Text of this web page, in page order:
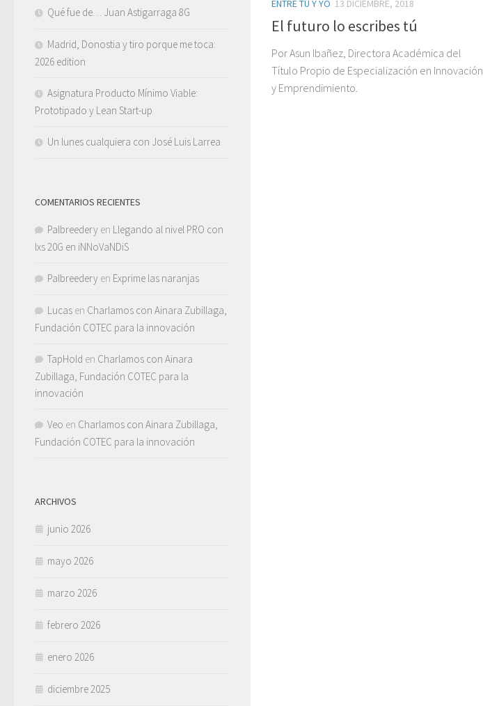
ENTRE TÚ Y YO 13 DICIEMBRE, 2018
El futuro lo escribes tú
Por Asun Ibañez, Directora Académica del
Título Propio de Especialización en Innovación
y Emprendimiento.
Qué fue de… Juan Astigarraga 8G
Madrid, Donostia y tiro porque me toca:
2026 edition
Asignatura Producto Mínimo Viable:
Prototipado y Lean Start-up
Un lunes cualquiera con José Luis Larrea
COMENTARIOS RECIENTES
Palbreedery en Llegando al nivel PRO con
lxs 20G en iNNoVaNDiS
Palbreedery en Exprime las naranjas
Lucas en Charlamos con Ainara Zubillaga,
Fundación COTEC para la innovación
TapHold en Charlamos con Ainara
Zubillaga, Fundación COTEC para la
innovación
Veo en Charlamos con Ainara Zubillaga,
Fundación COTEC para la innovación
ARCHIVOS
junio 2026
mayo 2026
marzo 2026
febrero 2026
enero 2026
diciembre 2025